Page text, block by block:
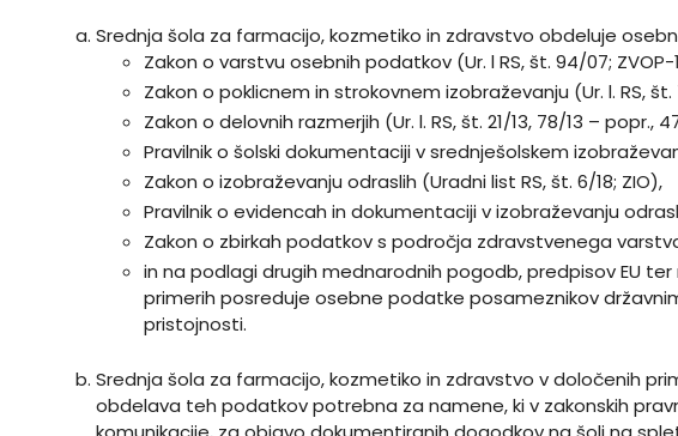
Srednja šola za farmacijo, kozmetiko in zdravstvo obdeluje
Zakon o varstvu osebnih podatkov (Ur. l RS, št. 94/07; ZVOP-
Zakon o poklicnem in strokovnem izobraževanju (Ur. l. RS, št.
Zakon o delovnih razmerjih (Ur. l. RS, št. 21/13, 78/13 – popr.,
Pravilnik o šolski dokumentaciji v srednješolskem
Zakon o izobraževanju odraslih (Uradni list RS, št. 6/18; ZIO),
Pravilnik o evidencah in dokumentaciji v izobraževanju
Zakon o zbirkah podatkov s področja zdravstvenega
in na podlagi drugih mednarodnih pogodb, predpisov EU
primerih posreduje osebne podatke posameznikov
pristojnosti.
Srednja šola za farmacijo, kozmetiko in zdravstvo v določenih
obdelava teh podatkov potrebna za namene, ki v zakonskih